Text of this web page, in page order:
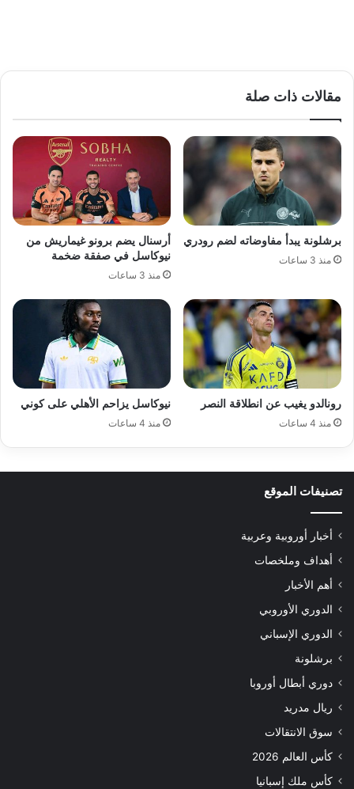
مقالات ذات صلة
برشلونة يبدأ مفاوضاته لضم رودري
منذ 3 ساعات
أرسنال يضم برونو غيماريش من
نيوكاسل في صفقة ضخمة
منذ 3 ساعات
رونالدو يغيب عن انطلاقة النصر
منذ 4 ساعات
نيوكاسل يزاحم الأهلي على كوني
منذ 4 ساعات
تصنيفات الموقع
أخبار أوروبية وعربية
أهداف وملخصات
أهم الأخبار
الدوري الأوروبي
الدوري الإسباني
برشلونة
دوري أبطال أوروبا
ريال مدريد
سوق الانتقالات
كأس العالم 2026
كأس ملك إسبانيا